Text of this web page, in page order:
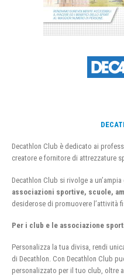
Decathlon Club è dedicato ai
creatore e fornitore di attrezzature
Decathlon Club si rivolge a
associazioni sportive, scuole,
desiderose di promuovere l’attività
Per i club e le associazione
Personalizza la tua divisa, rendi
di Decathlon. Con Decathlon Club
personalizzato per il tuo club, oltre